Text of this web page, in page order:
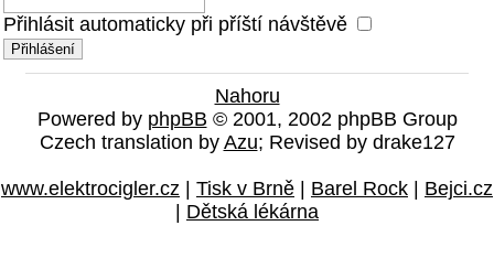
Přihlásit automaticky při příští návštěvě
Nahoru
Powered by phpBB © 2001, 2002 phpBB Group
Czech translation by Azu; Revised by drake127
www.elektrocigler.cz | Tisk v Brně | Barel Rock | Bejci.cz
| Dětská lékárna